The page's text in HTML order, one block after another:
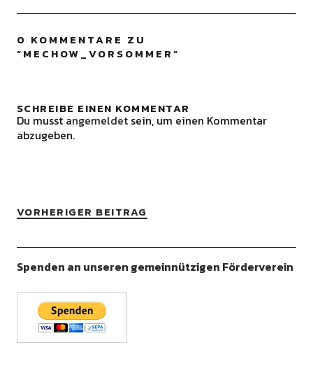
0 KOMMENTARE ZU
“MECHOW_VORSOMMER”
SCHREIBE EINEN KOMMENTAR
Du musst angemeldetsein, um einen Kommentar
abzugeben.
VORHERIGER BEITRAG
Spenden an unseren gemeinnützigen Förderverein